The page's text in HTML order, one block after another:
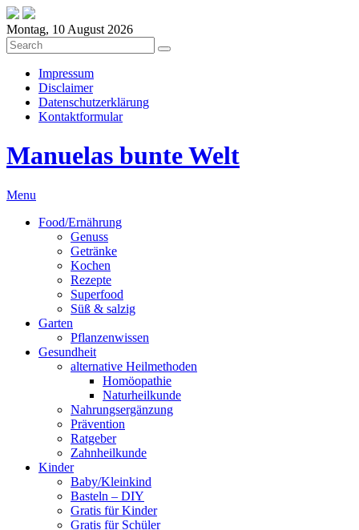
Montag, 10 August 2026
Impressum
Disclaimer
Datenschutzerklärung
Kontaktformular
Manuelas bunte Welt
Menu
Food/Ernährung
Genuss
Getränke
Kochen
Rezepte
Superfood
Süß & salzig
Garten
Pflanzenwissen
Gesundheit
alternative Heilmethoden
Homöopathie
Naturheilkunde
Nahrungsergänzung
Prävention
Ratgeber
Zahnheilkunde
Kinder
Baby/Kleinkind
Basteln – DIY
Gratis für Kinder
Gratis für Schüler